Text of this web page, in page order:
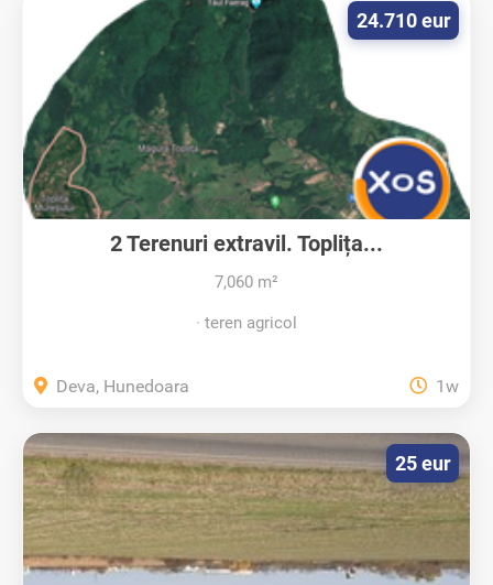
2 Terenuri extravil. Toplița...
7,060 m²
teren agricol
24.710 eur
Deva, Hunedoara 1w
25 eur